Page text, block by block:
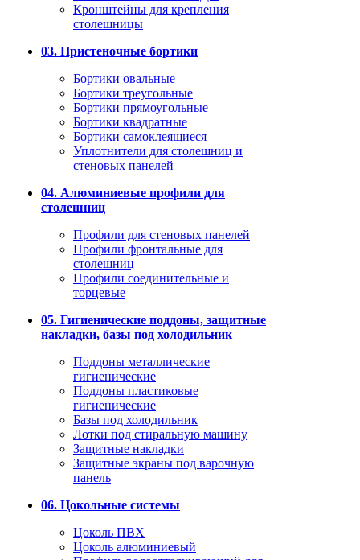
Кронштейны для крепления
столешницы
03. Пристеночные бортики
Бортики овальные
Бортики треугольные
Бортики прямоугольные
Бортики квадратные
Бортики самоклеящиеся
Уплотнители для столешниц и
стеновых панелей
04. Алюминиевые профили для
столешниц
Профили для стеновых панелей
Профили фронтальные для
столешниц
Профили соединительные и
торцевые
05. Гигиенические поддоны, защитные
накладки, базы под холодильник
Поддоны металлические
гигиенические
Поддоны пластиковые
гигиенические
Базы под холодильник
Лотки под стиральную машину
Защитные накладки
Защитные экраны под варочную
панель
06. Цокольные системы
Цоколь ПВХ
Цоколь алюминиевый